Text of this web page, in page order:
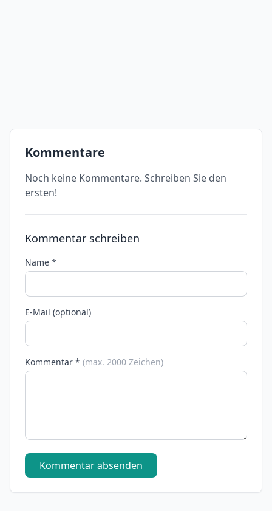
Kommentare
Noch keine Kommentare. Schreiben Sie den
ersten!
Kommentar schreiben
Name *
E-Mail (optional)
Kommentar * (max. 2000 Zeichen)
Kommentar absenden